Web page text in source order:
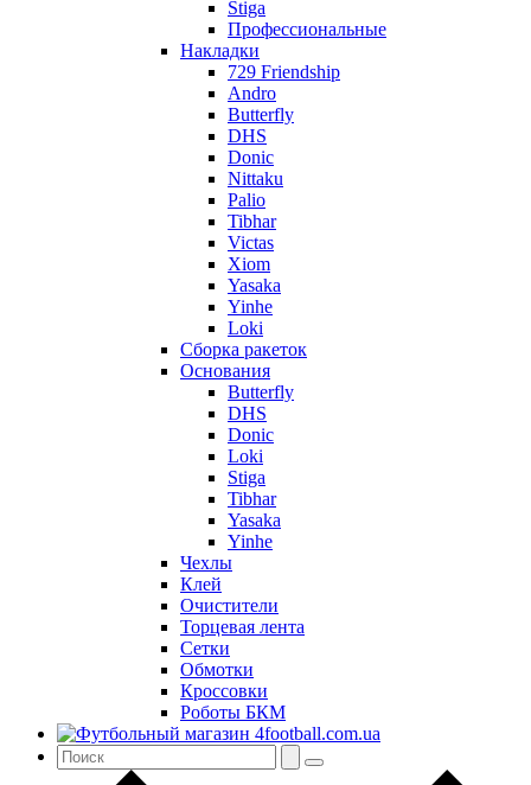
Stiga
Профессиональные
Накладки
729 Friendship
Andro
Butterfly
DHS
Donic
Nittaku
Palio
Tibhar
Victas
Xiom
Yasaka
Yinhe
Loki
Сборка ракеток
Основания
Butterfly
DHS
Donic
Loki
Stiga
Tibhar
Yasaka
Yinhe
Чехлы
Клей
Очистители
Торцевая лента
Сетки
Обмотки
Кроссовки
Роботы БКМ